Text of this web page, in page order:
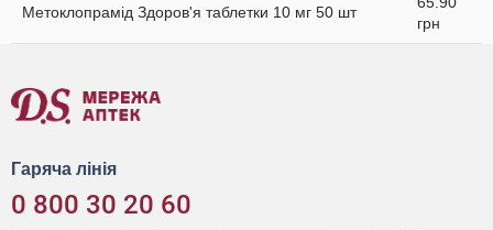
Метоклопрамід Здоров'я таблетки 10 мг 50 шт
грн
Гаряча лінія
0 800 30 20 60